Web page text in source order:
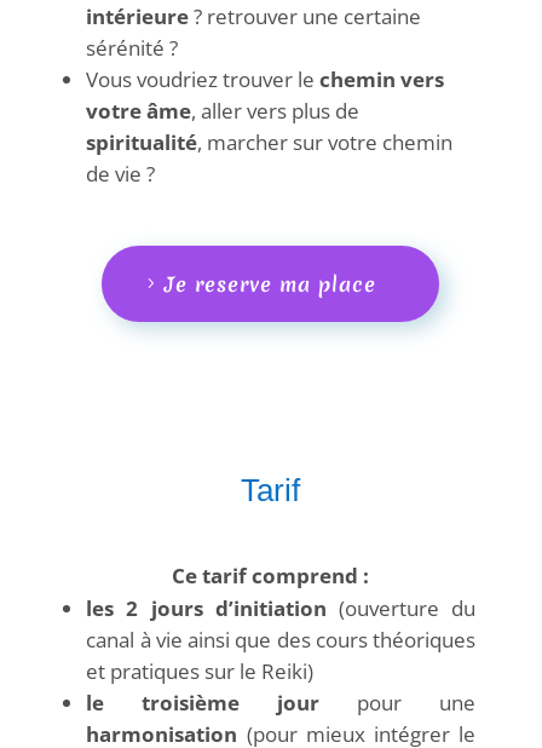
intérieure? retrouver une certaine
sérénité ?
Vous voudriez trouver lechemin vers
votre âme, aller vers plus de
spiritualité, marcher sur votre chemin
de vie ?
Je reserve ma place
Tarif
Ce tarif comprend :
les 2 jours d’initiation (ouverture du
canal à vie ainsi que des cours théoriques
et pratiques sur le Reiki)
le troisième jour pour une
harmonisation (pour mieux intégrer le